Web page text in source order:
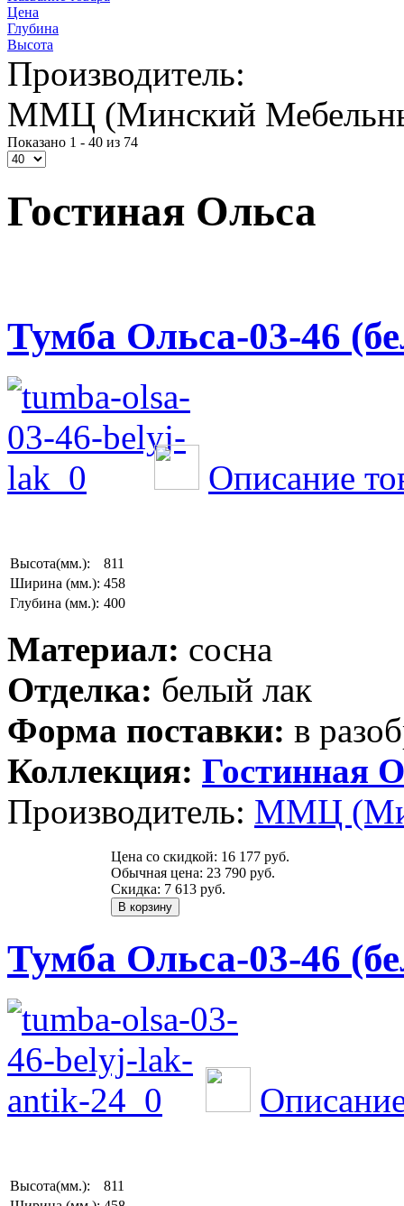
Цена
Глубина
Высота
Производитель:
ММЦ (Минский
Показано 1 - 40 из 74
Гостиная Ольса
Тумба Ольса-03-46
Описание
Высота(мм.):
811
Ширина (мм.): 458
Глубина (мм.): 400
Материал: сосна
Отделка: белый лак
Форма поставки: в
Коллекция: Гостинная
Производитель: ММЦ
Цена со скидкой: 16 177 руб.
Обычная цена: 23 790 руб.
Скидка: 7 613 руб.
Тумба Ольса-03-46
Высота(мм.):
811